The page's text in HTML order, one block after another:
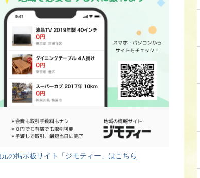
の掲示板サイト「ジモティー」はこちら